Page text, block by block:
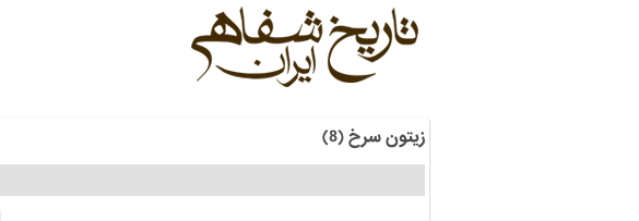
زیتون سرخ (8)